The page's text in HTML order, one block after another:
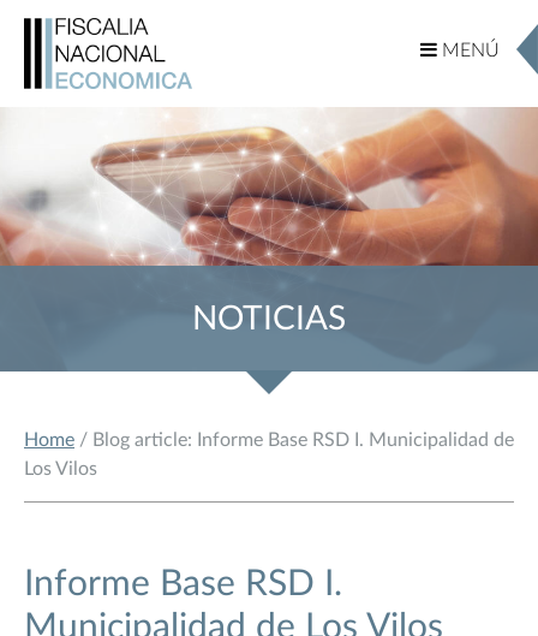
MENÚ
MENÚ
NOTICIAS
Home / Blog article: Informe Base RSD I. Municipalidad de
Los Vilos
Informe Base RSD I.
Municipalidad de Los Vilos